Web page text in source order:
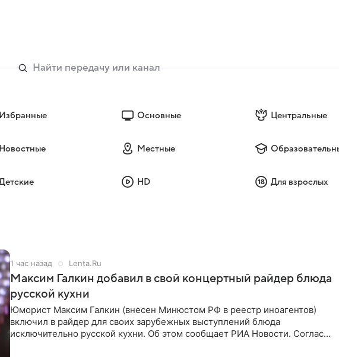
Избранные Основные Центральные
Новостные Местные
HD Для взрослых
1 час назад Lenta.Ru
Максим Галкин добавил в свой концертный райдер блюда
русской кухни
Юморист Максим Галкин (внесен Минюстом РФ в реестр иноагентов)
включил в райдер для своих зарубежных выступлений блюда
исключительно русской кухни. Об этом сообщает РИА Новости. Согласно